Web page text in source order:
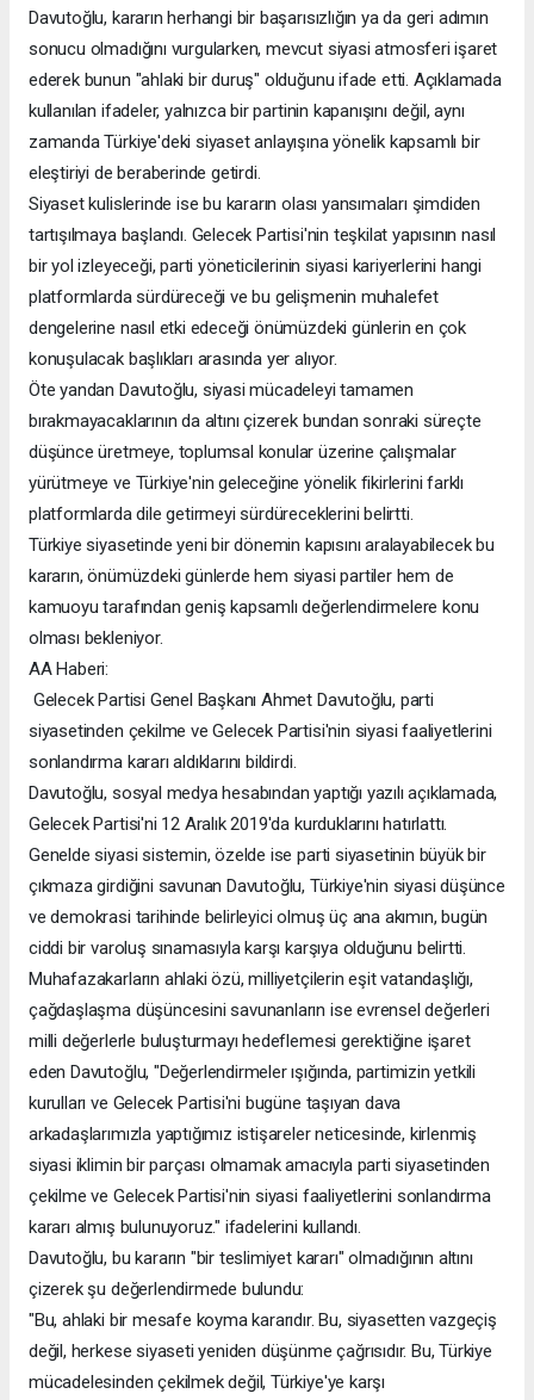
Davutoğlu, kararın herhangi bir başarısızlığın ya da geri adımın
sonucu olmadığını vurgularken, mevcut siyasi atmosferi işaret
ederek bunun "ahlaki bir duruş" olduğunu ifade etti. Açıklamada
kullanılan ifadeler, yalnızca bir partinin kapanışını değil, aynı
zamanda Türkiye'deki siyaset anlayışına yönelik kapsamlı bir
eleştiriyi de beraberinde getirdi.
Siyaset kulislerinde ise bu kararın olası yansımaları şimdiden
tartışılmaya başlandı. Gelecek Partisi'nin teşkilat yapısının nasıl
bir yol izleyeceği, parti yöneticilerinin siyasi kariyerlerini hangi
platformlarda sürdüreceği ve bu gelişmenin muhalefet
dengelerine nasıl etki edeceği önümüzdeki günlerin en çok
konuşulacak başlıkları arasında yer alıyor.
Öte yandan Davutoğlu, siyasi mücadeleyi tamamen
bırakmayacaklarının da altını çizerek bundan sonraki süreçte
düşünce üretmeye, toplumsal konular üzerine çalışmalar
yürütmeye ve Türkiye'nin geleceğine yönelik fikirlerini farklı
platformlarda dile getirmeyi sürdüreceklerini belirtti.
Türkiye siyasetinde yeni bir dönemin kapısını aralayabilecek bu
kararın, önümüzdeki günlerde hem siyasi partiler hem de
kamuoyu tarafından geniş kapsamlı değerlendirmelere konu
olması bekleniyor.
AA Haberi:
Gelecek Partisi Genel Başkanı Ahmet Davutoğlu, parti
siyasetinden çekilme ve Gelecek Partisi'nin siyasi faaliyetlerini
sonlandırma kararı aldıklarını bildirdi.
Davutoğlu, sosyal medya hesabından yaptığı yazılı açıklamada,
Gelecek Partisi'ni 12 Aralık 2019'da kurduklarını hatırlattı.
Genelde siyasi sistemin, özelde ise parti siyasetinin büyük bir
çıkmaza girdiğini savunan Davutoğlu, Türkiye'nin siyasi düşünce
ve demokrasi tarihinde belirleyici olmuş üç ana akımın, bugün
ciddi bir varoluş sınamasıyla karşı karşıya olduğunu belirtti.
Muhafazakarların ahlaki özü, milliyetçilerin eşit vatandaşlığı,
çağdaşlaşma düşüncesini savunanların ise evrensel değerleri
milli değerlerle buluşturmayı hedeflemesi gerektiğine işaret
eden Davutoğlu, "Değerlendirmeler ışığında, partimizin yetkili
kurulları ve Gelecek Partisi'ni bugüne taşıyan dava
arkadaşlarımızla yaptığımız istişareler neticesinde, kirlenmiş
siyasi iklimin bir parçası olmamak amacıyla parti siyasetinden
çekilme ve Gelecek Partisi'nin siyasi faaliyetlerini sonlandırma
kararı almış bulunuyoruz." ifadelerini kullandı.
Davutoğlu, bu kararın "bir teslimiyet kararı" olmadığının altını
çizerek şu değerlendirmede bulundu:
"Bu, ahlaki bir mesafe koyma kararıdır. Bu, siyasetten vazgeçiş
değil, herkese siyaseti yeniden düşünme çağrısıdır. Bu, Türkiye
mücadelesinden çekilmek değil, Türkiye'ye karşı